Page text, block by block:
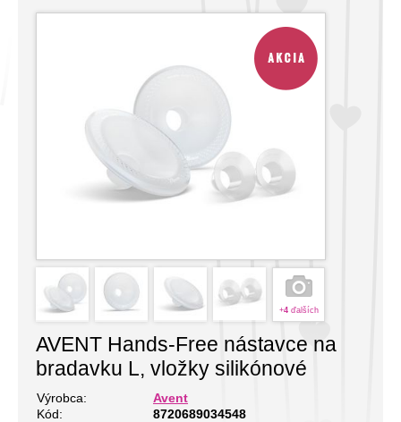
+4ďalších
AVENT Hands-Free nástavce na
bradavku L, vložky silikónové
Výrobca:
Avent
Kód:
8720689034548